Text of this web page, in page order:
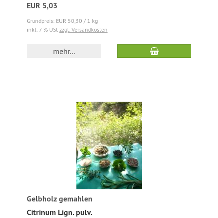
EUR 5,03
Grundpreis: EUR 50,30 / 1 kg
inkl. 7 % USt zzgl. Versandkosten
mehr...
Gelbholz gemahlen
Citrinum Lign. pulv.